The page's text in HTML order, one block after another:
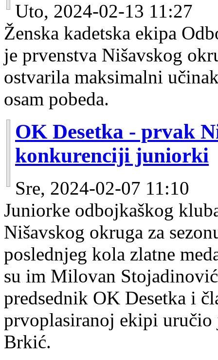
Uto, 2024-02-13 11:27
Ženska kadetska ekipa
je prvenstva Nišavskog
ostvarila maksimalni
osam pobeda.
OK Desetka - prvak
konkurenciji juniorki
Sre, 2024-02-07 11:10
Juniorke odbojkaškog
Nišavskog okruga za
poslednjeg kola zlatne
su im Milovan
predsednik OK Desetka i
prvoplasiranoj ekipi
Brkić.